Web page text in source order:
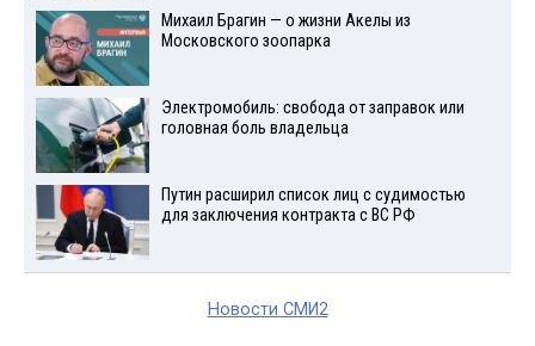
Михаил Брагин — о жизни Акелы из
Московского зоопарка
Электромобиль: свобода от заправок или
головная боль владельца
Путин расширил список лиц с судимостью
для заключения контракта с ВС РФ
Новости СМИ2